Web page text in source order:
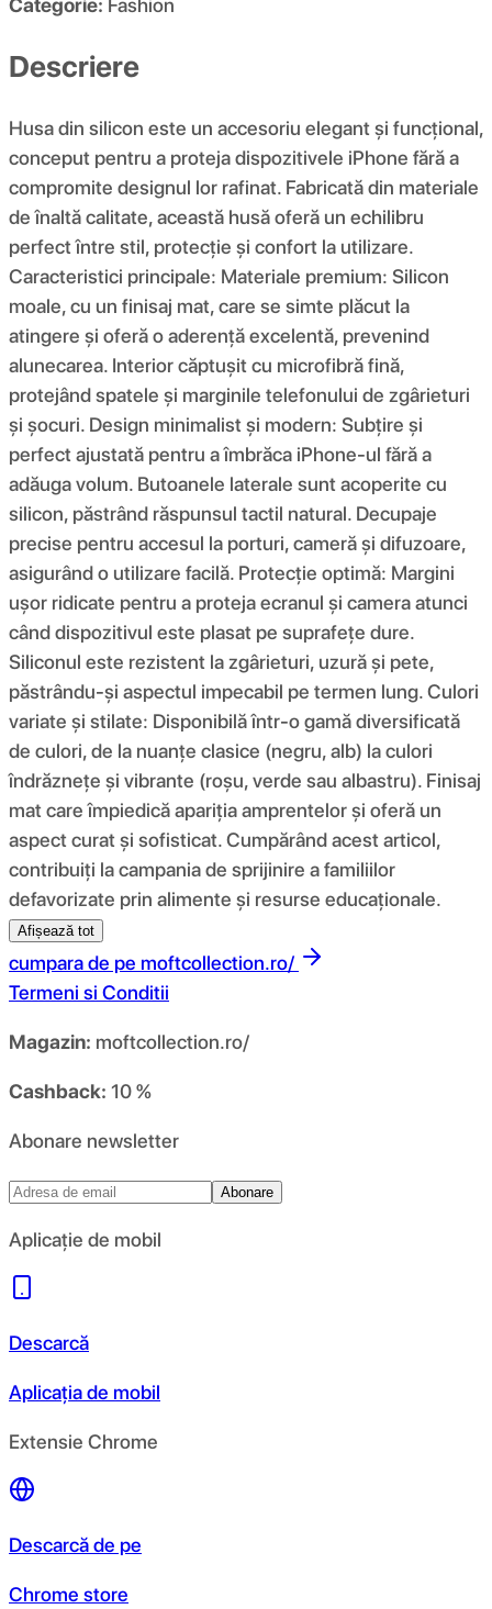
Categorie: Fashion
Descriere
Husa din silicon este un accesoriu elegant și funcțional,
conceput pentru a proteja dispozitivele iPhone fără a
compromite designul lor rafinat. Fabricată din materiale
de înaltă calitate, această husă oferă un echilibru
perfect între stil, protecție și confort la utilizare.
Caracteristici principale: Materiale premium: Silicon
moale, cu un finisaj mat, care se simte plăcut la
atingere și oferă o aderență excelentă, prevenind
alunecarea. Interior căptușit cu microfibră fină,
protejând spatele și marginile telefonului de zgârieturi
și șocuri. Design minimalist și modern: Subțire și
perfect ajustată pentru a îmbrăca iPhone-ul fără a
adăuga volum. Butoanele laterale sunt acoperite cu
silicon, păstrând răspunsul tactil natural. Decupaje
precise pentru accesul la porturi, cameră și difuzoare,
asigurând o utilizare facilă. Protecție optimă: Margini
ușor ridicate pentru a proteja ecranul și camera atunci
când dispozitivul este plasat pe suprafețe dure.
Siliconul este rezistent la zgârieturi, uzură și pete,
păstrându-și aspectul impecabil pe termen lung. Culori
variate și stilate: Disponibilă într-o gamă diversificată
de culori, de la nuanțe clasice (negru, alb) la culori
îndrăznețe și vibrante (roșu, verde sau albastru). Finisaj
mat care împiedică apariția amprentelor și oferă un
aspect curat și sofisticat. Cumpărând acest articol,
contribuiți la campania de sprijinire a familiilor
defavorizate prin alimente și resurse educaționale.
Afișează tot
cumpara de pe moftcollection.ro/
Termeni si Conditii
Magazin: moftcollection.ro/
Cashback: 10 %
Abonare newsletter
Abonare
Aplicație de mobil
Descarcă
Aplicația de mobil
Extensie Chrome
Descarcă de pe
Chrome store